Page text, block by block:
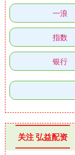
一浪
指数
银行
关注 弘益配资